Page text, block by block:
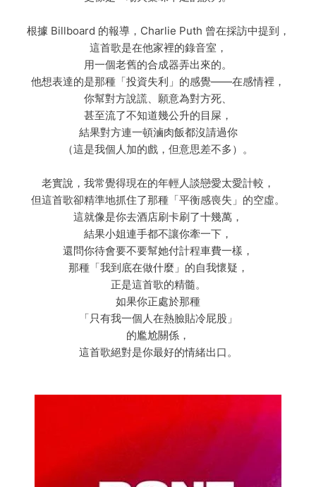
根據 Billboard 的報導，Charlie Puth 曾在採訪中提到，
這首歌是在他家裡的錄音室，
用一個老舊的合成器弄出來的。
他想表達的是那種「投資失利」的感覺——在感情裡，
你幫對方說謊、願意為對方死、
甚至流了不知道幾公升的目屎，
結果對方連一頓滷肉飯都沒請過你
（這是我個人加的戲，但意思差不多）。
老實說，我常覺得現在的年輕人談戀愛太愛計較，
但這首歌卻精準地抓住了那種「平衡感喪失」的空虛。
這就像是你去酒店刷卡刷了十幾萬，
結果小姐連手都不讓你牽一下，
還問你待會要不要幫她付計程車費一樣，
那種「我到底在做什麼」的自我懷疑，
正是這首歌的精髓。
如果你正處於那種
「只有我一個人在熱臉貼冷屁股」
的尷尬關係，
這首歌絕對是你最好的情緒出口。